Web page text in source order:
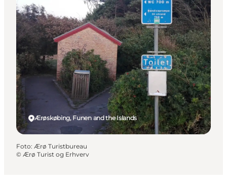
Ærøskøbing, Funen and the Islands
Foto: Ærø Turistbureau
© Ærø Turist og Erhverv